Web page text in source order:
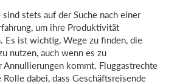
Einloggen
stets auf der Suche nach einer
um ihre Produktivität
Es ist wichtig, Wege zu finden, die
nutzen, auch wenn es zu
Annullierungen kommt. Fluggastrechte
dabei, dass Geschäftsreisende